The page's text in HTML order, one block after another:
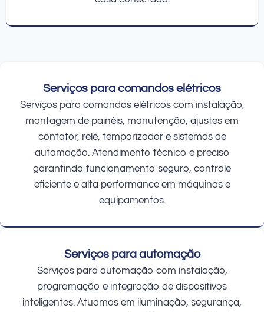
Serviços para comandos elétricos
Serviços para comandos elétricos com instalação,
montagem de painéis, manutenção, ajustes em
contator, relé, temporizador e sistemas de
automação. Atendimento técnico e preciso
garantindo funcionamento seguro, controle
eficiente e alta performance em máquinas e
equipamentos.
Serviços para automação
Serviços para automação com instalação,
programação e integração de dispositivos
inteligentes. Atuamos em iluminação, segurança,